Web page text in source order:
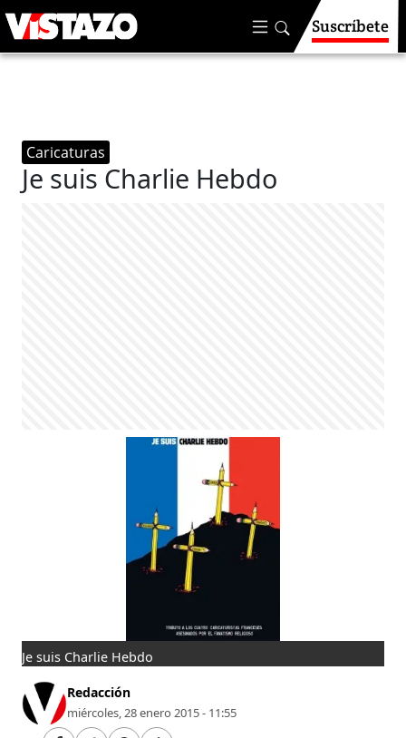
Suscríbete
Caricaturas
Je suis Charlie Hebdo
Je suis Charlie Hebdo
Redacción
miércoles, 28 enero 2015 - 11:55